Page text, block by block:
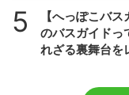
5
【へっぽこバ
のバスガイド
れざる裏舞台を